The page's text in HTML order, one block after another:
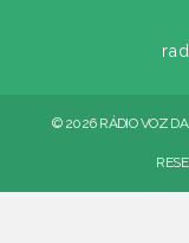
© 2026 RÁDIO VOZ DA